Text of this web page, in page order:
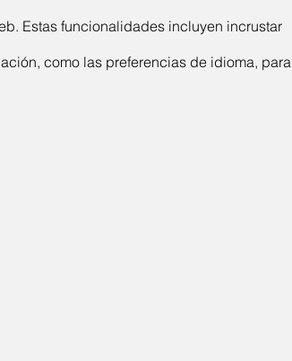
Estas funcionalidades incluyen incrustar
como las preferencias de idioma, para